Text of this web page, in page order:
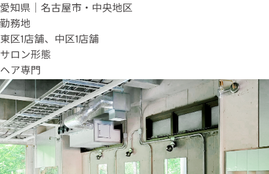
愛知県｜名古屋市・中央地区
勤務地
東区1店舗、中区1店舗
サロン形態
ヘア専門